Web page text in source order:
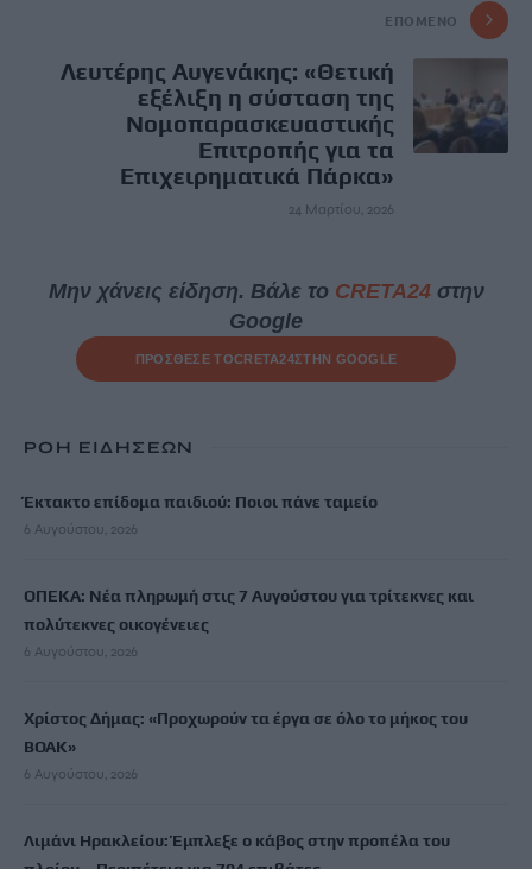
ΕΠΌΜΕΝΟ
Λευτέρης Αυγενάκης: «Θετική
εξέλιξη η σύσταση της
Νομοπαρασκευαστικής
Επιτροπής για τα
Επιχειρηματικά Πάρκα»
24 Μαρτίου, 2026
Μην χάνεις είδηση. Βάλε το CRETA24στην
Google
ΠΡΟΣΘΕΣΕ ΤΟCRETA24ΣΤΗΝ GOOGLE
ΡΟΗ ΕΙΔΗΣΕΩΝ
Έκτακτο επίδομα παιδιού: Ποιοι πάνε ταμείο
6 Αυγούστου, 2026
ΟΠΕΚΑ: Νέα πληρωμή στις 7 Αυγούστου για τρίτεκνες και
πολύτεκνες οικογένειες
6 Αυγούστου, 2026
Χρίστος Δήμας: «Προχωρούν τα έργα σε όλο το μήκος του
ΒΟΑΚ»
6 Αυγούστου, 2026
Λιμάνι Ηρακλείου: Έμπλεξε ο κάβος στην προπέλα του